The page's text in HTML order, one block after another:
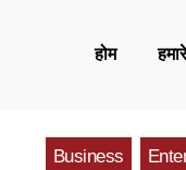
होम
Business